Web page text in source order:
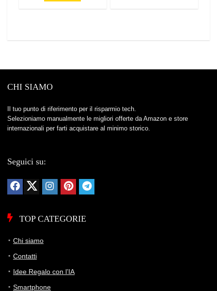
CHI SIAMO
Il tuo punto di riferimento per il risparmio tech.
Selezioniamo manualmente le migliori offerte da Amazon e store
internazionali per farti acquistare al minimo storico.
Seguici su:
TOP CATEGORIE
Chi siamo
Contatti
Idee Regalo con l’IA
Smartphone